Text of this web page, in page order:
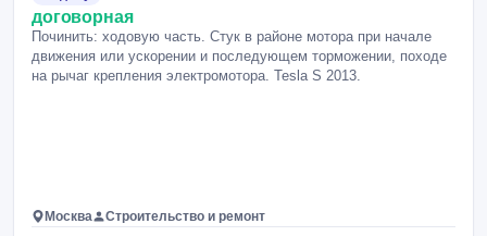
договорная
Починить: ходовую часть. Стук в районе мотора при начале
движения или ускорении и последующем торможении, походе
на рычаг крепления электромотора. Tesla S 2013.
Москва Строительство и ремонт